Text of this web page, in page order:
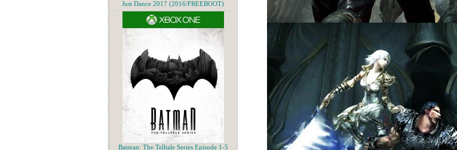
Just Dance 2017 (2016/FREEBOOT)
Batman: The Telltale Series Episode 1-5